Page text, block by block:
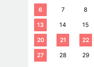
6 7 8
13 14 15
20 21 22
27 28 29